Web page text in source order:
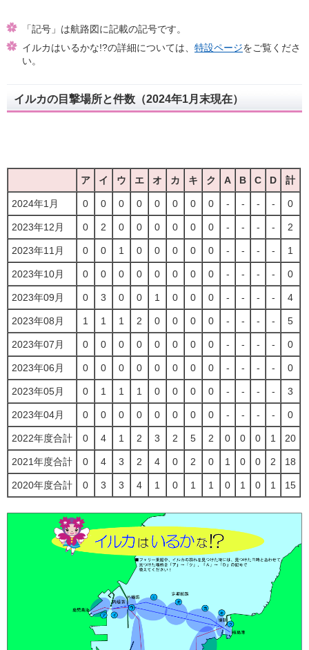
「記号」は航路図に記載の記号です。
イルカはいるかな!?の詳細については、 特設ページをご覧くださ
い。
イルカの目撃場所と件数（2024年1月末現在）
ア イ ウ エ オ カ キ ク A B C D 計
2024年1月 0 0 0 0 0 0 0 0 - - - - 0
2023年12月 0 2 0 0 0 0 0 0 - - - - 2
2023年11月 0 0 1 0 0 0 0 0 - - - - 1
2023年10月 0 0 0 0 0 0 0 0 - - - - 0
2023年09月 0 3 0 0 1 0 0 0 - - - - 4
2023年08月 1 1 1 2 0 0 0 0 - - - - 5
2023年07月 0 0 0 0 0 0 0 0 - - - - 0
2023年06月 0 0 0 0 0 0 0 0 - - - - 0
2023年05月 0 1 1 1 0 0 0 0 - - - - 3
2023年04月 0 0 0 0 0 0 0 0 - - - - 0
2022年度合計 0 4 1 2 3 2 5 2 0 0 0 1 20
2021年度合計 0 4 3 2 4 0 2 0 1 0 0 2 18
2020年度合計 0 3 3 4 1 0 1 1 0 1 0 1 15